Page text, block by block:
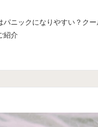
パニックになりやすい？クー
紹介